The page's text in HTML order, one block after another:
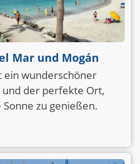
Mar und Mogán
ein wunderschöner
und der perfekte Ort,
Sonne zu genießen.